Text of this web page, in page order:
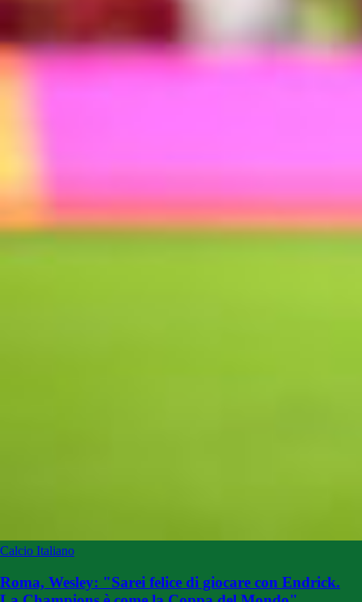
Calcio Italiano
Roma, Wesley: "Sarei felice di giocare con Endrick.